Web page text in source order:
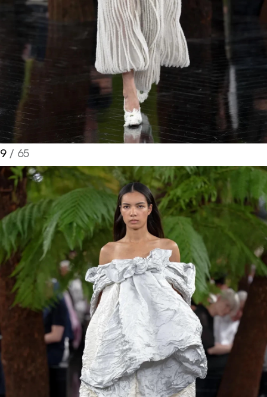
Turkuvaz Haberleşme ve Yayıncılık
A.Ş. tarafından
https://vogue.com.tr/internet sitesi
hizmetlere ilişkin reklam, tanıtım,
pazarlama ve kutlama/ temenni
amaçlı her türlü e-bülten/ ticari
elektronik ileti gönderiminin e-posta
yoluyla tarafıma yapılmasına onay
ve bu kapsamda/ amaçla ad/
soyad ve e-posta adresi verilerimin
işlenmesine açık rıza veriyorum.
KAYDET KAPAT
9/ 65